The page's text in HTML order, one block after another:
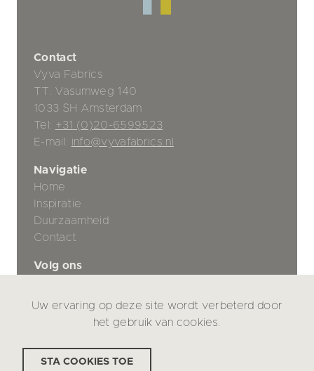
Contact
Vyva Fabrics
TT. Vasumweg 140
1033 SH Amsterdam
Tel: +31 (0)20-6599523
E-mail: info@vyvafabrics.nl
Navigatie
Home
Inspiratie
Duurzaamheid
Contact
Volg ons
Privacybeleid
Uw ervaring op deze site wordt verbeterd door
het gebruik van cookies.
STA COOKIES TOE